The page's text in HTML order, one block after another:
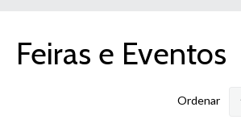
Feiras e Eventos
Ordenar